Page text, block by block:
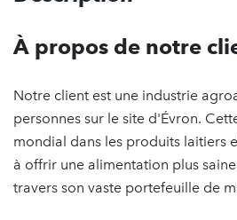
À propos de notre
Notre client est une industrie
personnes sur le site d'Évron.
mondial dans les produits laitiers
à offrir une alimentation plus
travers son vaste portefeuille de